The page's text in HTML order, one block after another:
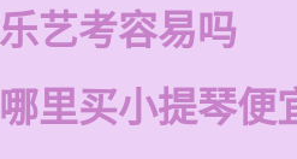
艺考容易吗
里买小提琴便